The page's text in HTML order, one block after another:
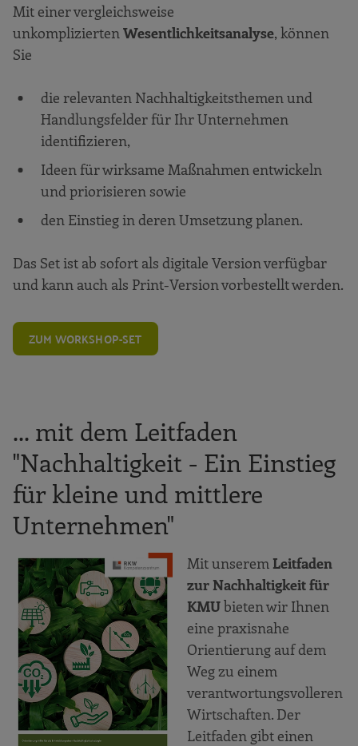
Mit einer vergleichsweise
unkomplizierten Wesentlichkeitsanalyse, können
Sie
die relevanten Nachhaltigkeitsthemen und
Handlungsfelder für Ihr Unternehmen
identifizieren,
Ideen für wirksame Maßnahmen entwickeln
und priorisieren sowie
den Einstieg in deren Umsetzung planen.
Das Set ist ab sofort als digitale Version verfügbar
und kann auch als Print-Version vorbestellt werden.
ZUM WORKSHOP-SET
... mit dem Leitfaden
"Nachhaltigkeit - Ein Einstieg
für kleine und mittlere
Unternehmen"
Mit unserem Leitfaden
zur Nachhaltigkeit für
KMUbieten wir Ihnen
eine praxisnahe
Orientierung auf dem
Weg zu einem
verantwortungsvolleren
Wirtschaften. Der
Leitfaden gibt einen